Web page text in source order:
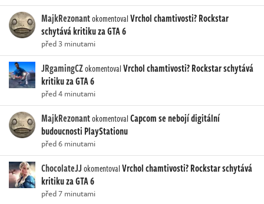
MajkRezonantokomentovalVrchol chamtivosti? Rockstar
schytává kritiku za GTA 6
před 3 minutami
JRgamingCZokomentovalVrchol chamtivosti? Rockstar schytává
kritiku za GTA 6
před 4 minutami
MajkRezonantokomentovalCapcom se nebojí digitální
budoucnosti PlayStationu
před 6 minutami
ChocolateJJokomentovalVrchol chamtivosti? Rockstar schytává
kritiku za GTA 6
před 7 minutami